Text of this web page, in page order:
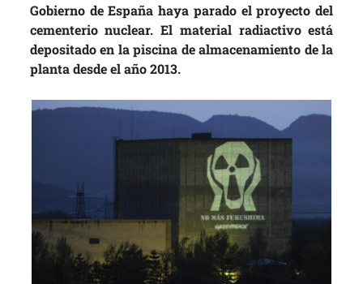
Gobierno de España haya parado el proyecto del
cementerio nuclear. El material radiactivo está
depositado en la piscina de almacenamiento de la
planta desde el año 2013.